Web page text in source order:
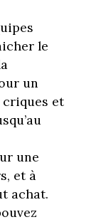
le
un
et
une
et à
achat.